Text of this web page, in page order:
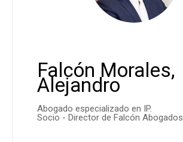
Falcón Morales,
Alejandro
Abogado especializado en IP.
Socio - Director de Falcón Abogados